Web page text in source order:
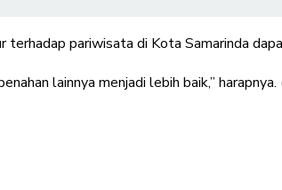
terhadap pariwisata di Kota Samarinda
lainnya menjadi lebih baik,” harapnya.